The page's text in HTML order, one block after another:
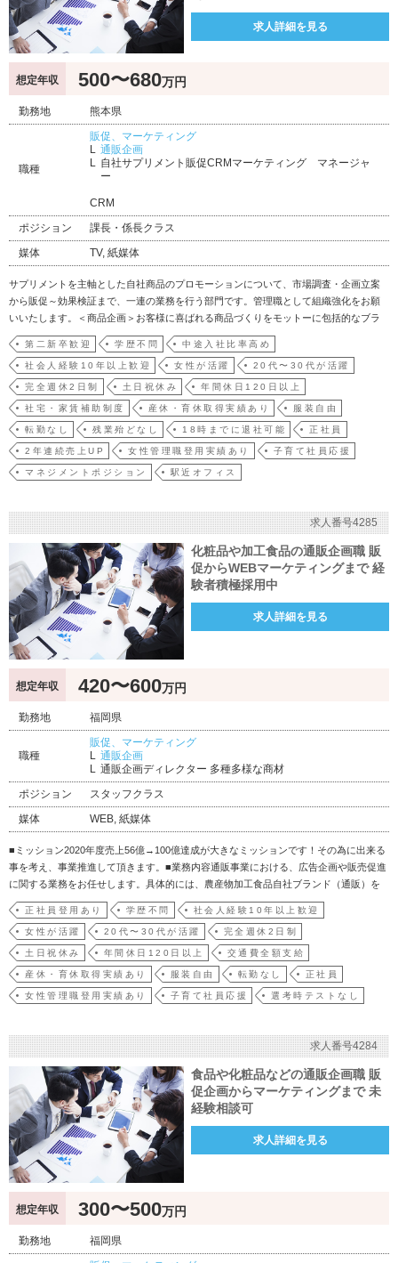
求人詳細を見る
想定年収 500〜680万円
勤務地 熊本県
職種
販促、マーケティング
通販企画
自社サプリメント販促CRMマーケティング マネージャ
ー
CRM
ポジション
課長・係長クラス
媒体
TV, 紙媒体
サプリメントを主軸とした自社商品のプロモーションについて、市場調査・企画立案
から販促～効果検証まで、一連の業務を行う部門です。管理職として組織強化をお願
いいたします。＜商品企画＞お客様に喜ばれる商品づくりをモットーに包括的なブラ
ンド戦略を策定・実行し、研究開発部門と連携しながらブランド力強化を図ります。
＜プロモーション戦略立案＞TVやチラシ、Webを利用した新規顧客獲得に向けた企画
立案を行い、制作…
第二新卒歓迎 学歴不問 中途入社比率高め
社会人経験10年以上歓迎 女性が活躍 20代〜30代が活躍
完全週休2日制 土日祝休み 年間休日120日以上
社宅・家賃補助制度 産休・育休取得実績あり 服装自由
転勤なし 残業殆どなし 18時までに退社可能 正社員
2年連続売上UP 女性管理職登用実績あり 子育て社員応援
マネジメントポジション 駅近オフィス
求人番号4285
化粧品や加工食品の通販企画職 販
促からWEBマーケティングまで 経
験者積極採用中
求人詳細を見る
想定年収 420〜600万円
勤務地 福岡県
職種
販促、マーケティング
通販企画
通販企画ディレクター 多種多様な商材
ポジション
スタッフクラス
媒体
WEB, 紙媒体
■ミッション2020年度売上56億→100億達成が大きなミッションです！その為に出来る
事を考え、事業推進して頂きます。■業務内容通販事業における、広告企画や販売促進
に関する業務をお任せします。具体的には、農産物加工食品自社ブランド（通販）を
中心とした広告・販促ツールの企画立案や原稿制作など、企画業務全般に携わって頂
きます。◎広告戦略の立案（広告制作、効果検証、数字分析）◎販売企画の立案（会
員様向け…
正社員登用あり 学歴不問 社会人経験10年以上歓迎
女性が活躍 20代〜30代が活躍 完全週休2日制
土日祝休み 年間休日120日以上 交通費全額支給
産休・育休取得実績あり 服装自由 転勤なし 正社員
女性管理職登用実績あり 子育て社員応援 選考時テストなし
求人番号4284
食品や化粧品などの通販企画職 販
促企画からマーケティングまで 未
経験相談可
求人詳細を見る
想定年収 300〜500万円
勤務地 福岡県